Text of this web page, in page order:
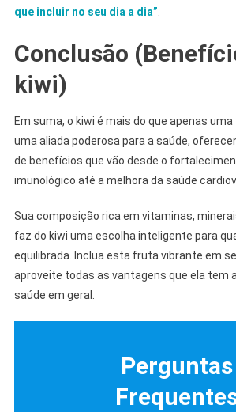
que incluir no seu dia a dia”
Conclusão
kiwi)
Em suma, o kiwi é mais do que apenas
uma aliada poderosa para a saúde,
de benefícios que vão desde o
imunológico até a melhora da saúde
Sua composição rica em vitaminas,
faz do kiwi uma escolha inteligente para
equilibrada. Inclua esta fruta vibrante em
aproveite todas as vantagens que ela tem
saúde em geral.
Perguntas